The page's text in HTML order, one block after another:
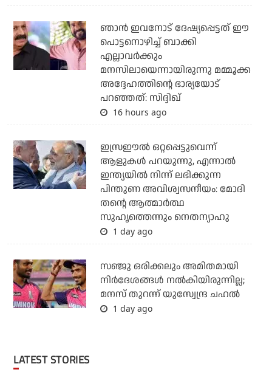
ഞാന്‍ ഇവനോട് ദേഷ്യപ്പെട്ടത് ഈ
പൊട്ടനൊഴിച്ച് ബാക്കി
എല്ലാവര്‍ക്കും
മനസിലായെന്നായിരുന്നു മമ്മൂക്ക
അദ്ദേഹത്തിന്റെ ഭാര്യയോട്
പറഞ്ഞത്: സിദ്ദിഖ്
16 hours ago
ഇസ്രഈല്‍ ഒറ്റപ്പെട്ടുവെന്ന്
ആളുകള്‍ പറയുന്നു, എന്നാല്‍
ഇന്ത്യയില്‍ നിന്ന് ലഭിക്കുന്ന
പിന്തുണ അവിശ്വസനീയം: മോദി
തന്റെ ആത്മാര്‍ത്ഥ
സുഹൃത്തെന്നും നെതന്യാഹു
1 day ago
സഞ്ജു ഒരിക്കലും അമിതമായി
നിര്‍ദേശങ്ങള്‍ നല്‍കിയിരുന്നില്ല;
മനസ് തുറന്ന് യുസ്വേന്ദ്ര ചഹല്‍
1 day ago
LATEST STORIES